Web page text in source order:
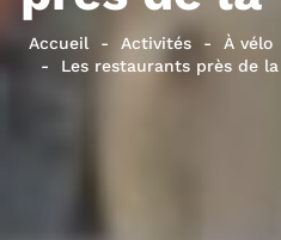
Accueil Activités À vélo
Les restaurants près de